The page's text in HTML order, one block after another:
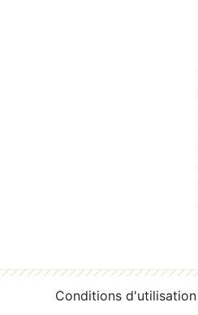
Conditions d'utilisation